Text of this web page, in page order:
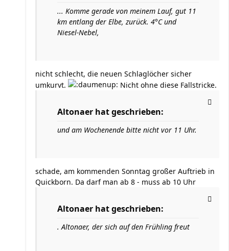
... Komme gerade von meinem Lauf, gut 11
km entlang der Elbe, zurück. 4°C und
Niesel-Nebel,
nicht schlecht, die neuen Schlaglöcher sicher
umkurvt.
Nicht ohne diese Fallstricke.
Altonaer hat geschrieben:
und am Wochenende bitte nicht vor 11 Uhr.
schade, am kommenden Sonntag großer Auftrieb in
Quickborn. Da darf man ab 8 - muss ab 10 Uhr
Altonaer hat geschrieben:
. Altonaer, der sich auf den Frühling freut